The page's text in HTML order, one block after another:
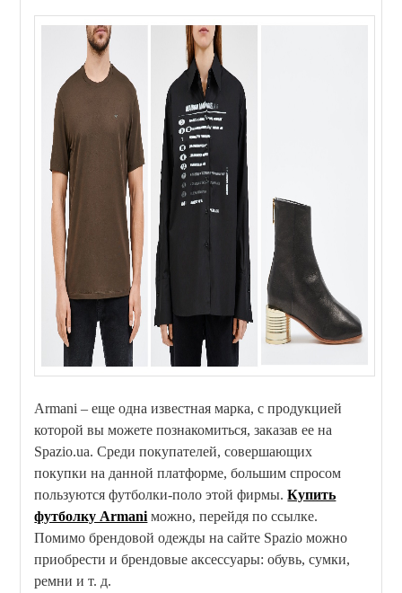
Armani – еще одна известная марка, с продукцией
которой вы можете познакомиться, заказав ее на
Spazio.ua. Среди покупателей, совершающих
покупки на данной платформе, большим спросом
пользуются футболки-поло этой фирмы.Купить
футболку Armani можно, перейдя по ссылке.
Помимо брендовой одежды на сайте Spazio можно
приобрести и брендовые аксессуары: обувь, сумки,
ремни и т. д.